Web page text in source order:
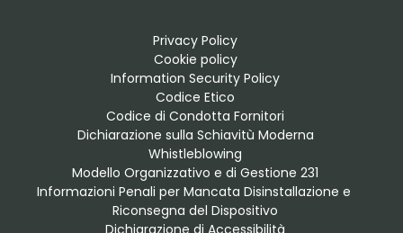
Privacy Policy
Cookie policy
Information Security Policy
Codice Etico
Codice di Condotta Fornitori
Dichiarazione sulla Schiavitù Moderna
Whistleblowing
Modello Organizzativo e di Gestione 231
Informazioni Penali per Mancata Disinstallazione e
Riconsegna del Dispositivo
Dichiarazione di Accessibilità